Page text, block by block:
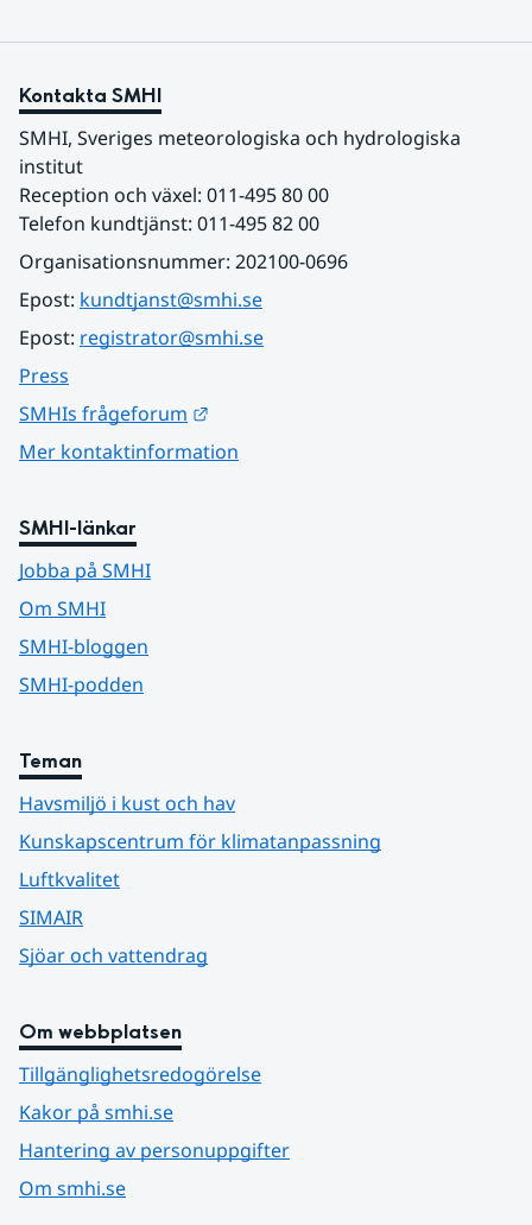
Kontakta SMHI
SMHI, Sveriges meteorologiska och hydrologiska
institut
Reception och växel: 011-495 80 00
Telefon kundtjänst: 011-495 82 00
Organisationsnummer: 202100-0696
Epost: kundtjanst@smhi.se
Epost: registrator@smhi.se
Press
SMHIs frågeforum
Mer kontaktinformation
SMHI-länkar
Jobba på SMHI
Om SMHI
SMHI-bloggen
SMHI-podden
Teman
Havsmiljö i kust och hav
Kunskapscentrum för klimatanpassning
Luftkvalitet
SIMAIR
Sjöar och vattendrag
Om webbplatsen
Tillgänglighetsredogörelse
Kakor på smhi.se
Hantering av personuppgifter
Om smhi.se